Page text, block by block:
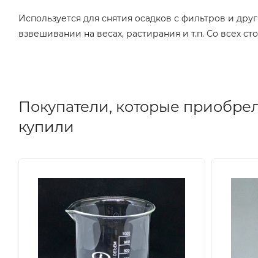
Используется для снятия осадков с фильтров и
взвешивании на весах, растирания и т.п. Со всех
Покупатели, которые
купили